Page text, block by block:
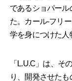
であるショパー
た。カール-フリ
学を身につけた人
「L.U.C」は、そ
り、開発させた